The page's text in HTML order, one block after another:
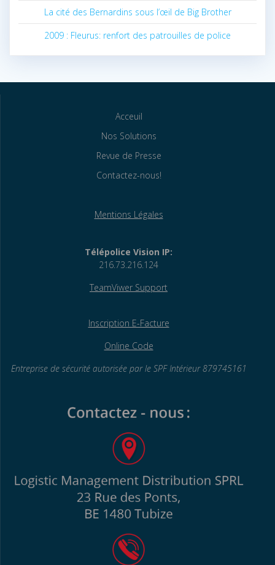
La cité des Bernardins sous l’œil de Big Brother
2009 : Fleurus: renfort des patrouilles de police
Acceuil
Nos Solutions
Revue de Presse
Contactez-nous!
Mentions Légales
Télépolice Vision IP:
216.73.216.124
TeamViwer Support
Inscription E-Facture
Online Code
Entreprise de sécurité autorisée par le SPF Intérieur 879745161